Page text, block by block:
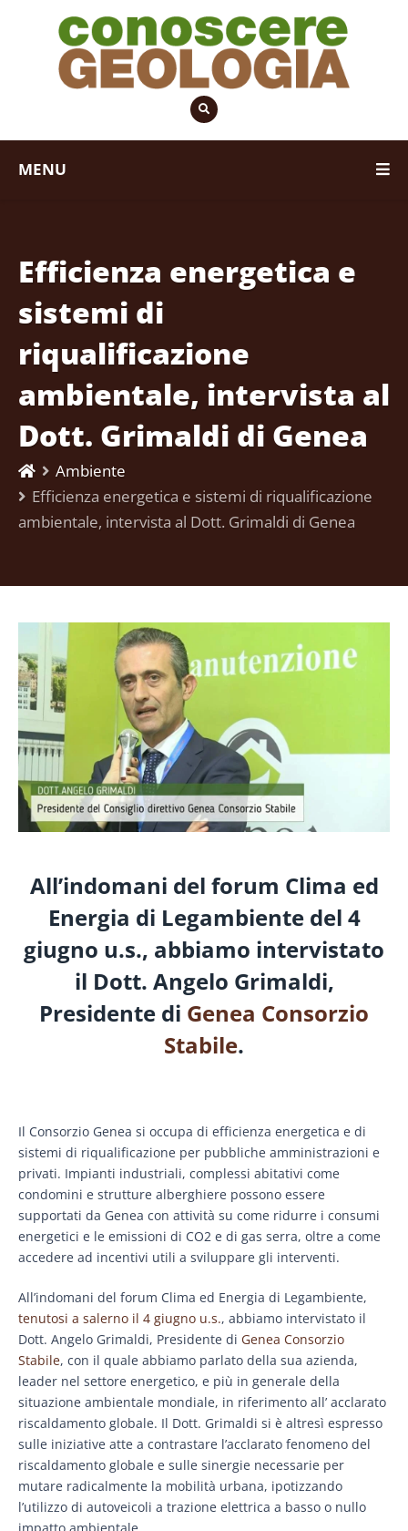
MENU
Efficienza energetica e
sistemi di
riqualificazione
ambientale, intervista al
Dott. Grimaldi di Genea
Ambiente
Efficienza energetica e sistemi di riqualificazione
ambientale, intervista al Dott. Grimaldi di Genea
All’indomani del forum Clima ed
Energia di Legambiente del 4
giugno u.s., abbiamo intervistato
il Dott. Angelo Grimaldi,
Presidente di Genea Consorzio
Stabile.
Il Consorzio Genea si occupa di efficienza energetica e di
sistemi di riqualificazione per pubbliche amministrazioni e
privati. Impianti industriali, complessi abitativi come
condomini e strutture alberghiere possono essere
supportati da Genea con attività su come ridurre i consumi
energetici e le emissioni di CO2 e di gas serra, oltre a come
accedere ad incentivi utili a sviluppare gli interventi.
All’indomani del forum Clima ed Energia di Legambiente,
tenutosi a salerno il 4 giugno u.s., abbiamo intervistato il
Dott. Angelo Grimaldi, Presidente di Genea Consorzio
Stabile, con il quale abbiamo parlato della sua azienda,
leader nel settore energetico, e più in generale della
situazione ambientale mondiale, in riferimento all’ acclarato
riscaldamento globale. Il Dott. Grimaldi si è altresì espresso
sulle iniziative atte a contrastare l’acclarato fenomeno del
riscaldamento globale e sulle sinergie necessarie per
mutare radicalmente la mobilità urbana, ipotizzando
l’utilizzo di autoveicoli a trazione elettrica a basso o nullo
impatto ambientale.